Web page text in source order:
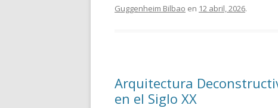
Guggenheim Bilbao en 12 abril, 2026.
Arquitectura
en el Siglo XX